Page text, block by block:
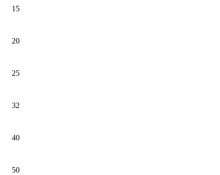
15
20
25
32
40
50